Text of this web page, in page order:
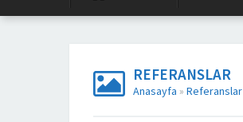
REFERANSLAR
Anasayfa » Referanslar